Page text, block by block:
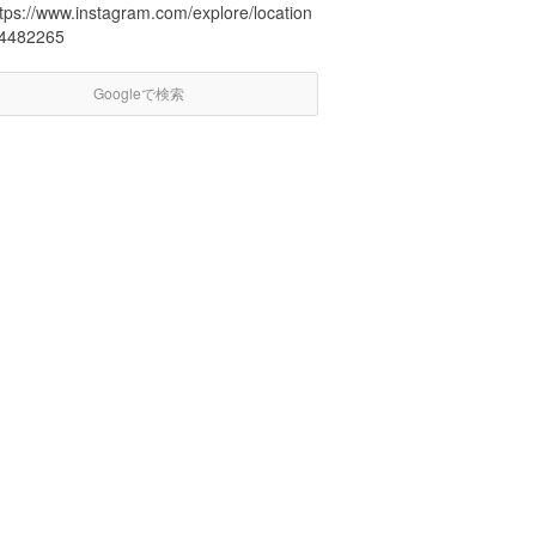
www.instagram.com/explore/location
Googleで検索